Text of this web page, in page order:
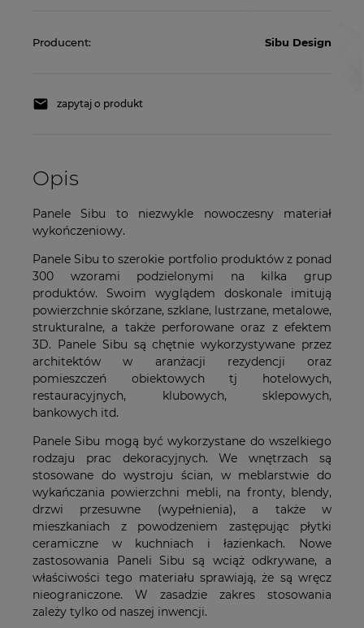
Producent: Sibu Design
zapytaj o produkt
Opis
Panele Sibu to niezwykle nowoczesny materiał
wykończeniowy.
Panele Sibu to szerokie portfolio produktów z ponad
300 wzorami podzielonymi na kilka grup
produktów. Swoim wyglądem doskonale imitują
powierzchnie skórzane, szklane, lustrzane, metalowe,
strukturalne, a także perforowane oraz z efektem
3D. Panele Sibu są chętnie wykorzystywane przez
architektów w aranżacji rezydencji oraz
pomieszczeń obiektowych tj hotelowych,
restauracyjnych, klubowych, sklepowych,
bankowych itd.
Panele Sibu mogą być wykorzystane do wszelkiego
rodzaju prac dekoracyjnych. We wnętrzach są
stosowane do wystroju ścian, w meblarstwie do
wykańczania powierzchni mebli, na fronty, blendy,
drzwi przesuwne (wypełnienia), a także w
mieszkaniach z powodzeniem zastępując płytki
ceramiczne w kuchniach i łazienkach. Nowe
zastosowania Paneli Sibu są wciąż odkrywane, a
właściwości tego materiału sprawiają, że są wręcz
nieograniczone. W zasadzie zakres stosowania
zależy tylko od naszej inwencji.